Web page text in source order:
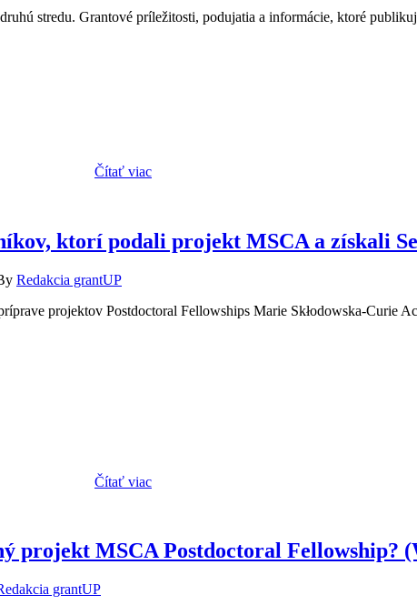
stredu. Grantové príležitosti, podujatia a informácie, ktoré
Čítať viac
ktorí podali projekt MSCA a získali
Redakcia grantUP
projektov Postdoctoral Fellowships Marie Skłodowska-Curie
Čítať viac
projekt MSCA Postdoctoral Fellowship?
grantUP